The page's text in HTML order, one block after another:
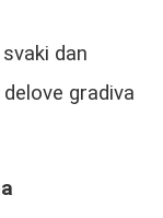
dan
gradiva